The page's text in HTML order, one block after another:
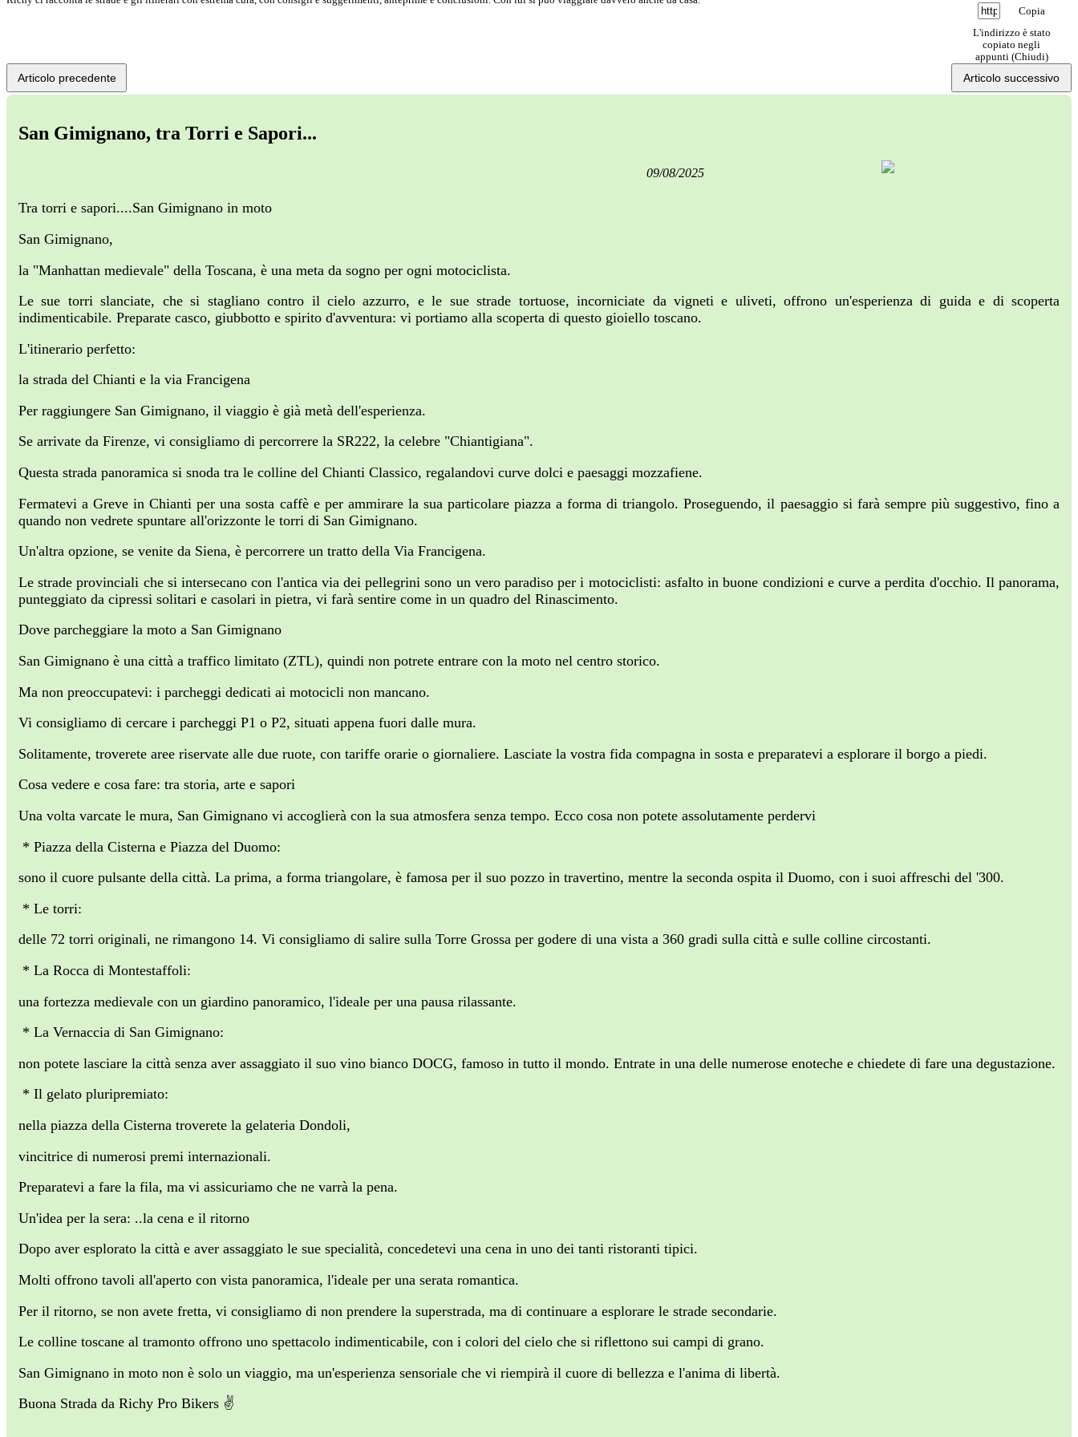
Copia
L'indirizzo è stato
copiato negli
appunti (Chiudi)
Articolo precedente Articolo successivo
San Gimignano, tra Torri e Sapori...
09/08/2025
Tra torri e sapori....San Gimignano in moto
San Gimignano,
la "Manhattan medievale" della Toscana, è una meta da sogno per ogni motociclista.
Le sue torri slanciate, che si stagliano contro il cielo azzurro, e le sue strade tortuose, incorniciate da vigneti e uliveti, offrono un'esperienza di guida e di scoperta
indimenticabile. Preparate casco, giubbotto e spirito d'avventura: vi portiamo alla scoperta di questo gioiello toscano.
L'itinerario perfetto:
la strada del Chianti e la via Francigena
Per raggiungere San Gimignano, il viaggio è già metà dell'esperienza.
Se arrivate da Firenze, vi consigliamo di percorrere la SR222, la celebre "Chiantigiana".
Questa strada panoramica si snoda tra le colline del Chianti Classico, regalandovi curve dolci e paesaggi mozzafiene.
Fermatevi a Greve in Chianti per una sosta caffè e per ammirare la sua particolare piazza a forma di triangolo. Proseguendo, il paesaggio si farà sempre più suggestivo, fino a
quando non vedrete spuntare all'orizzonte le torri di San Gimignano.
Un'altra opzione, se venite da Siena, è percorrere un tratto della Via Francigena.
Le strade provinciali che si intersecano con l'antica via dei pellegrini sono un vero paradiso per i motociclisti: asfalto in buone condizioni e curve a perdita d'occhio. Il panorama,
punteggiato da cipressi solitari e casolari in pietra, vi farà sentire come in un quadro del Rinascimento.
Dove parcheggiare la moto a San Gimignano
San Gimignano è una città a traffico limitato (ZTL), quindi non potrete entrare con la moto nel centro storico.
Ma non preoccupatevi: i parcheggi dedicati ai motocicli non mancano.
Vi consigliamo di cercare i parcheggi P1 o P2, situati appena fuori dalle mura.
Solitamente, troverete aree riservate alle due ruote, con tariffe orarie o giornaliere. Lasciate la vostra fida compagna in sosta e preparatevi a esplorare il borgo a piedi.
Cosa vedere e cosa fare: tra storia, arte e sapori
Una volta varcate le mura, San Gimignano vi accoglierà con la sua atmosfera senza tempo. Ecco cosa non potete assolutamente perdervi
* Piazza della Cisterna e Piazza del Duomo:
sono il cuore pulsante della città. La prima, a forma triangolare, è famosa per il suo pozzo in travertino, mentre la seconda ospita il Duomo, con i suoi affreschi del '300.
* Le torri:
delle 72 torri originali, ne rimangono 14. Vi consigliamo di salire sulla Torre Grossa per godere di una vista a 360 gradi sulla città e sulle colline circostanti.
* La Rocca di Montestaffoli:
una fortezza medievale con un giardino panoramico, l'ideale per una pausa rilassante.
* La Vernaccia di San Gimignano:
non potete lasciare la città senza aver assaggiato il suo vino bianco DOCG, famoso in tutto il mondo. Entrate in una delle numerose enoteche e chiedete di fare una degustazione.
* Il gelato pluripremiato:
nella piazza della Cisterna troverete la gelateria Dondoli,
vincitrice di numerosi premi internazionali.
Preparatevi a fare la fila, ma vi assicuriamo che ne varrà la pena.
Un'idea per la sera: ..la cena e il ritorno
Dopo aver esplorato la città e aver assaggiato le sue specialità, concedetevi una cena in uno dei tanti ristoranti tipici.
Molti offrono tavoli all'aperto con vista panoramica, l'ideale per una serata romantica.
Per il ritorno, se non avete fretta, vi consigliamo di non prendere la superstrada, ma di continuare a esplorare le strade secondarie.
Le colline toscane al tramonto offrono uno spettacolo indimenticabile, con i colori del cielo che si riflettono sui campi di grano.
San Gimignano in moto non è solo un viaggio, ma un'esperienza sensoriale che vi riempirà il cuore di bellezza e l'anima di libertà.
Buona Strada da Richy Pro Bikers ✌